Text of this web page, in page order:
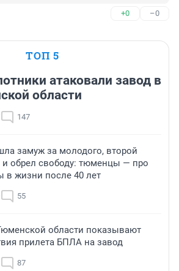
+0 –0
ТОП 5
атаковали завод в
области
147
замуж за молодого, второй
и обрел свободу: тюменцы — про
в жизни после 40 лет
55
области показывают
прилета БПЛА на завод
87